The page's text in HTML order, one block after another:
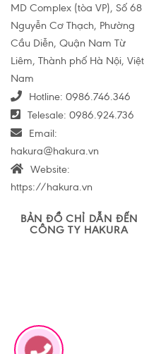
MD Complex (tòa VP), Số 68
Nguyễn Cơ Thạch, Phường
Cầu Diễn, Quận Nam Từ
Liêm, Thành phố Hà Nội, Việt
Nam
Hotline: 0986.746.346
Telesale: 0986.924.736
Email:
hakura@hakura.vn
Website:
https://hakura.vn
BẢN ĐỒ CHỈ DẪN ĐẾN
CÔNG TY HAKURA